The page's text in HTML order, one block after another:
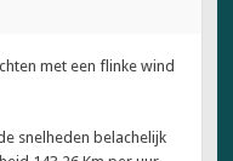
met een flinke wind
snelheden belachelijk